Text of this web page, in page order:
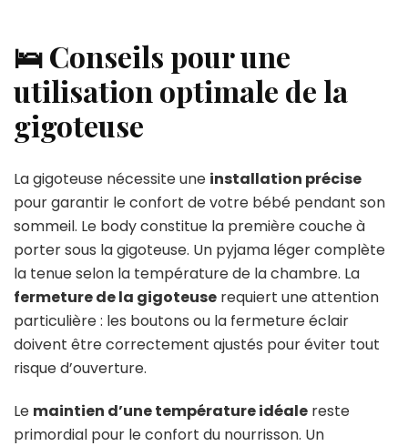
🛌 Conseils pour une
utilisation optimale de la
gigoteuse
La gigoteuse nécessite une installation précise
pour garantir le confort de votre bébé pendant son
sommeil. Le body constitue la première couche à
porter sous la gigoteuse. Un pyjama léger complète
la tenue selon la température de la chambre. La
fermeture de la gigoteuse requiert une attention
particulière : les boutons ou la fermeture éclair
doivent être correctement ajustés pour éviter tout
risque d’ouverture.
Le maintien d’une température idéale reste
primordial pour le confort du nourrisson. Un